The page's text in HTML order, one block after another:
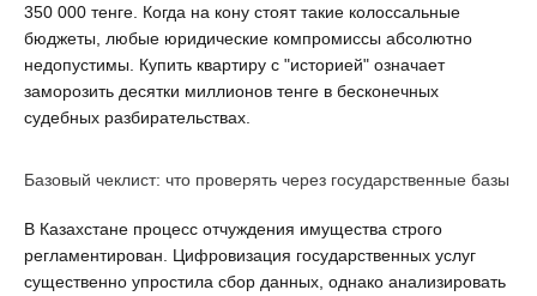
350 000 тенге. Когда на кону стоят такие колоссальные
бюджеты, любые юридические компромиссы абсолютно
недопустимы. Купить квартиру с "историей" означает
заморозить десятки миллионов тенге в бесконечных
судебных разбирательствах.
Базовый чеклист: что проверять через государственные базы
В Казахстане процесс отчуждения имущества строго
регламентирован. Цифровизация государственных услуг
существенно упростила сбор данных, однако анализировать